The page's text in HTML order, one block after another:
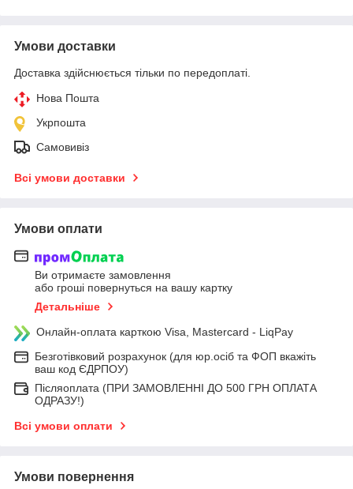
Умови доставки
Доставка здійснюється тільки по передоплаті.
Нова Пошта
Укрпошта
Самовивіз
Всі умови доставки
Умови оплати
Ви отримаєте замовлення
або гроші повернуться на вашу картку
Детальніше
Онлайн-оплата карткою Visa, Mastercard - LiqPay
Безготівковий розрахунок (для юр.осіб та ФОП вкажіть
ваш код ЄДРПОУ)
Післяоплата (ПРИ ЗАМОВЛЕННІ ДО 500 ГРН ОПЛАТА
ОДРАЗУ!)
Всі умови оплати
Умови повернення